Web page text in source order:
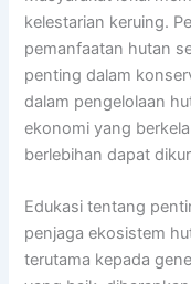
kelestarian keruing.
pemanfaatan hutan
penting dalam
dalam pengelolaan
ekonomi yang
berlebihan dapat
Edukasi tentang
penjaga ekosistem
terutama kepada